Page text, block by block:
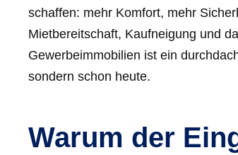
schaffen: mehr Komfort, mehr
Mietbereitschaft, Kaufneigung und
Gewerbeimmobilien ist ein
sondern schon heute.
Warum der